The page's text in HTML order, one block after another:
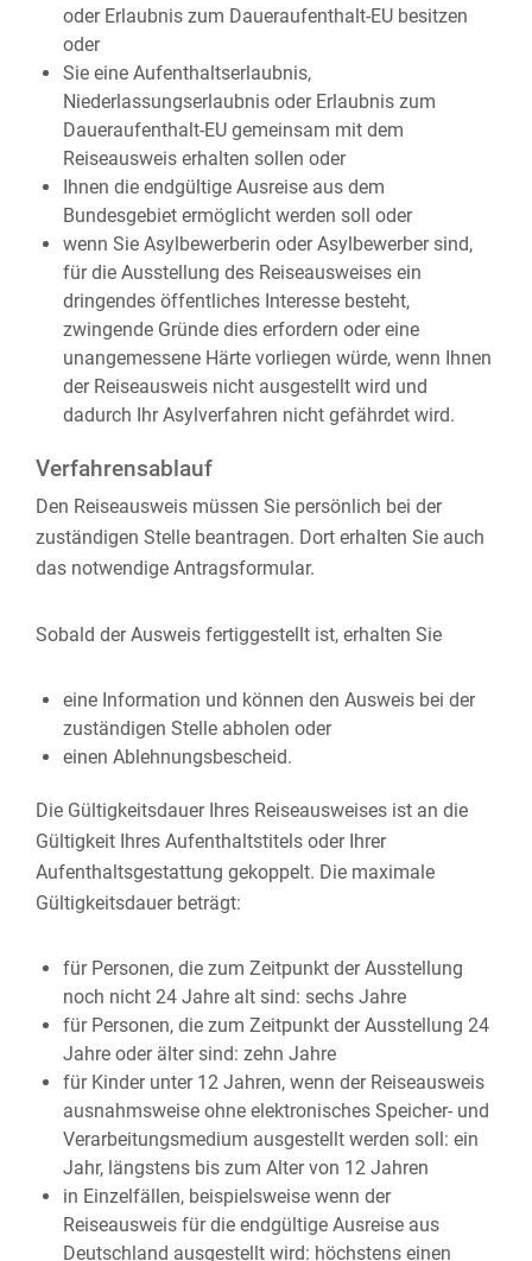
oder Erlaubnis zum Daueraufenthalt-EU besitzen
oder
Sie eine Aufenthaltserlaubnis,
Niederlassungserlaubnis oder Erlaubnis zum
Daueraufenthalt-EU gemeinsam mit dem
Reiseausweis erhalten sollen oder
Ihnen die endgültige Ausreise aus dem
Bundesgebiet ermöglicht werden soll oder
wenn Sie Asylbewerberin oder Asylbewerber sind,
für die Ausstellung des Reiseausweises ein
dringendes öffentliches Interesse besteht,
zwingende Gründe dies erfordern oder eine
unangemessene Härte vorliegen würde, wenn Ihnen
der Reiseausweis nicht ausgestellt wird und
dadurch Ihr Asylverfahren nicht gefährdet wird.
Verfahrensablauf
Den Reiseausweis müssen Sie persönlich bei der
zuständigen Stelle beantragen. Dort erhalten Sie auch
das notwendige Antragsformular.
Sobald der Ausweis fertiggestellt ist, erhalten Sie
eine Information und können den Ausweis bei der
zuständigen Stelle abholen oder
einen Ablehnungsbescheid.
Die Gültigkeitsdauer Ihres Reiseausweises ist an die
Gültigkeit Ihres Aufenthaltstitels oder Ihrer
Aufenthaltsgestattung gekoppelt. Die maximale
Gültigkeitsdauer beträgt:
für Personen, die zum Zeitpunkt der Ausstellung
noch nicht 24 Jahre alt sind: sechs Jahre
für Personen, die zum Zeitpunkt der Ausstellung 24
Jahre oder älter sind: zehn Jahre
für Kinder unter 12 Jahren, wenn der Reiseausweis
ausnahmsweise ohne elektronisches Speicher- und
Verarbeitungsmedium ausgestellt werden soll: ein
Jahr, längstens bis zum Alter von 12 Jahren
in Einzelfällen, beispielsweise wenn der
Reiseausweis für die endgültige Ausreise aus
Deutschland ausgestellt wird: höchstens einen